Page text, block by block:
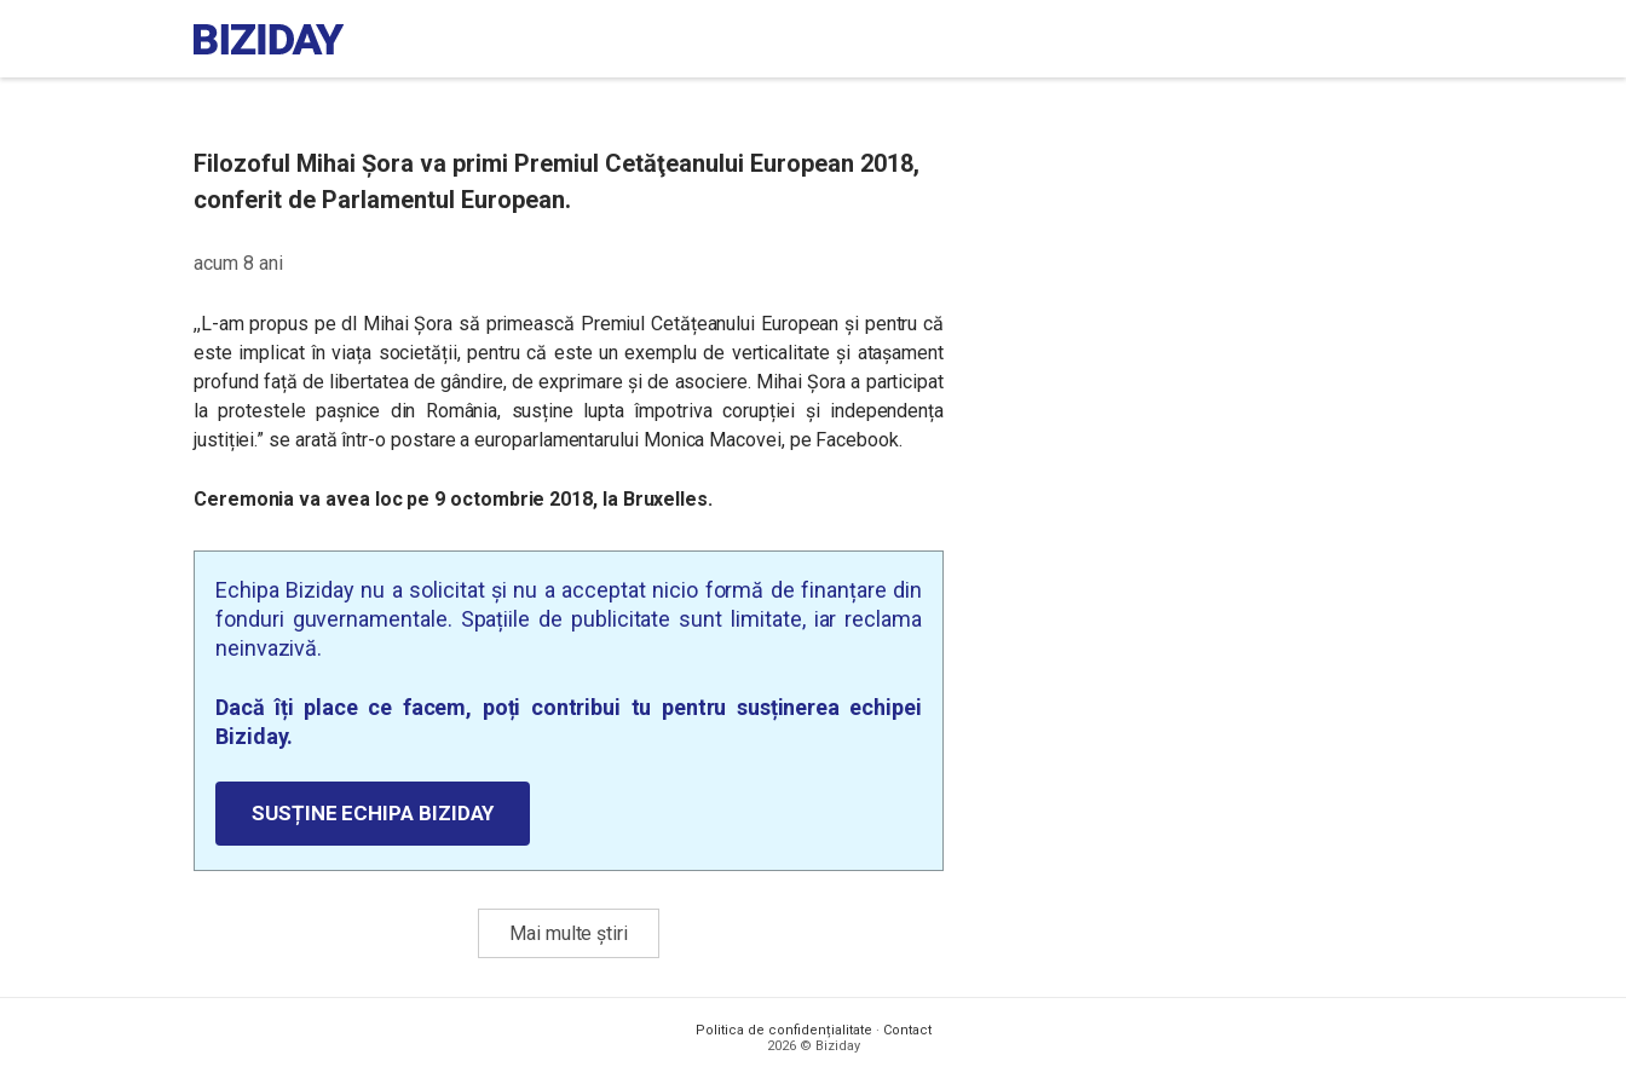
Filozoful Mihai Şora va primi Premiul Cetăţeanului European 2018,
conferit de Parlamentul European.
acum 8 ani
,,L-am propus pe dl Mihai Șora să primească Premiul Cetățeanului European și pentru că
este implicat în viața societății, pentru că este un exemplu de verticalitate și atașament
profund față de libertatea de gândire, de exprimare şi de asociere. Mihai Şora a participat
la protestele pașnice din România, susține lupta împotriva corupției şi independența
justiției.” se arată într-o postare a europarlamentarului Monica Macovei, pe Facebook.
Ceremonia va avea loc pe 9 octombrie 2018, la Bruxelles.
Echipa Biziday nu a solicitat și nu a acceptat nicio formă de finanțare din
fonduri guvernamentale. Spațiile de publicitate sunt limitate, iar reclama
neinvazivă.
Dacă îți place ce facem, poți contribui tu pentru susținerea echipei
Biziday.
SUSȚINE ECHIPA BIZIDAY
Mai multe știri
Politica de confidențialitate · Contact
2026 © Biziday